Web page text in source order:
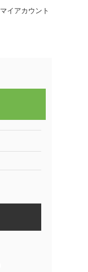
マイアカウント